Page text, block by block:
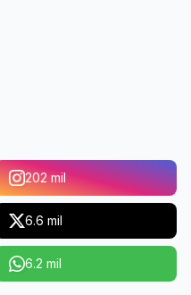
202 mil
6.6 mil
6.2 mil